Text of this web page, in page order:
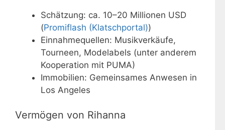
Schätzung: ca. 10–20 Millionen USD
(Promiflash (Klatschportal))
Einnahmequellen: Musikverkäufe,
Tourneen, Modelabels (unter anderem
Kooperation mit PUMA)
Immobilien: Gemeinsames Anwesen in
Los Angeles
Vermögen von Rihanna